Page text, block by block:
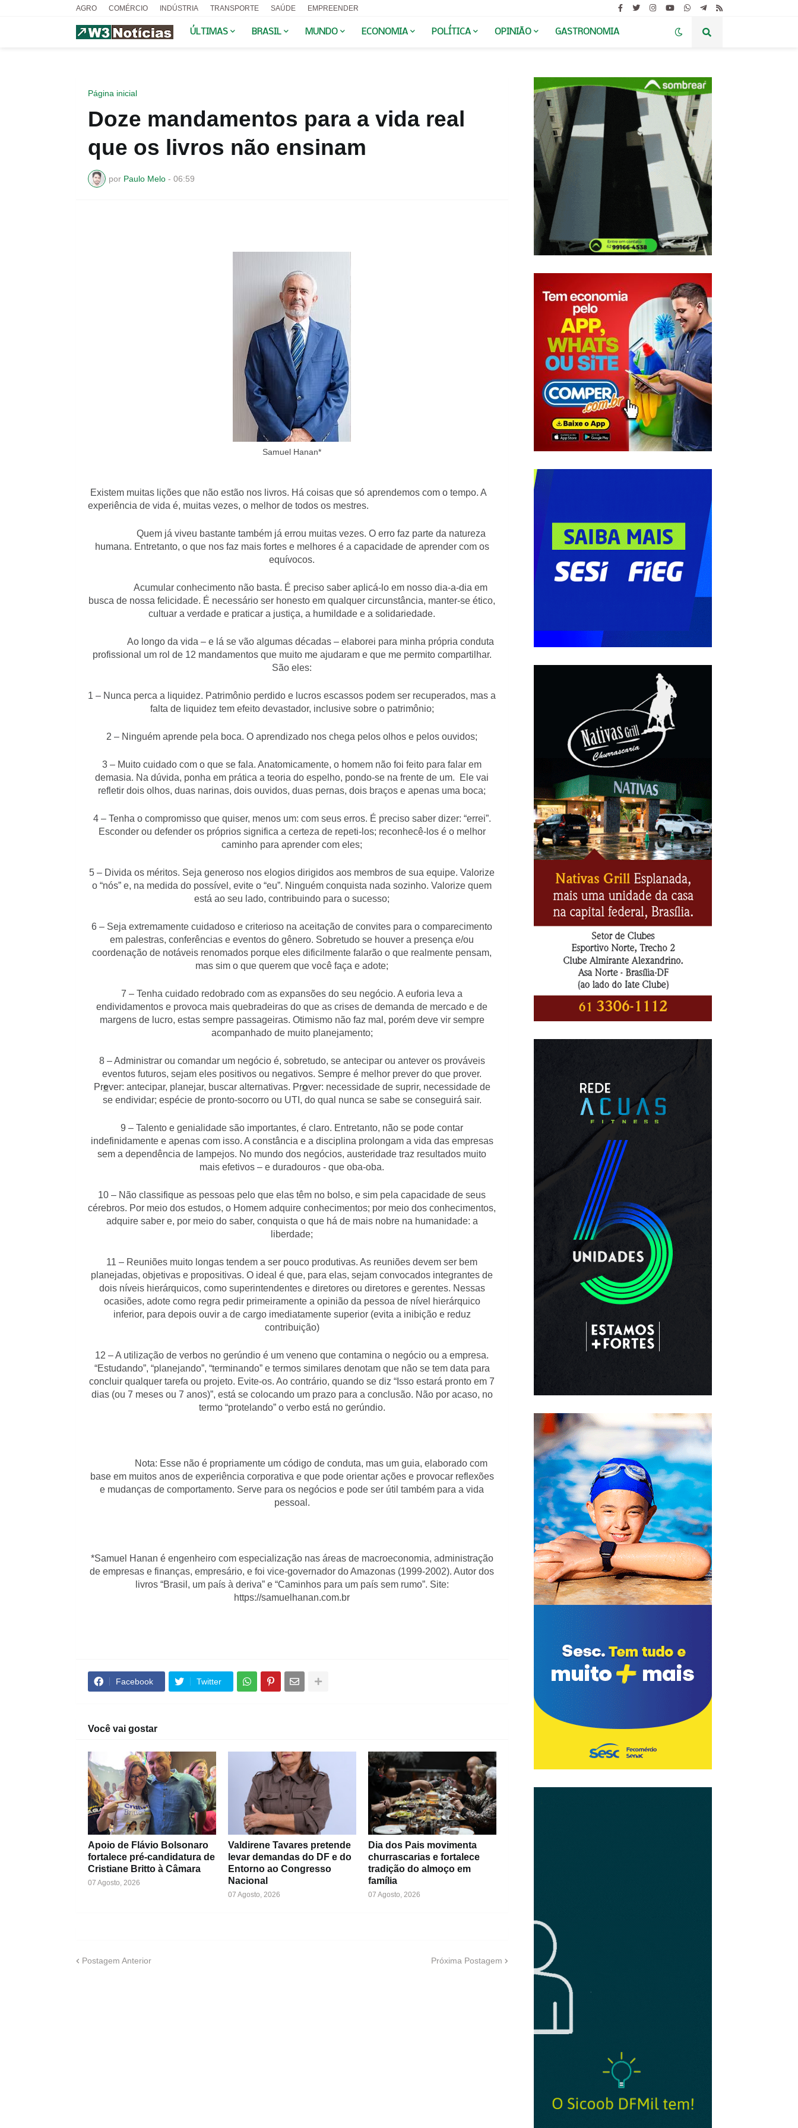
AGRO COMÉRCIO INDÚSTRIA TRANSPORTE SAÚDE EMPREENDER
ÚLTIMAS BRASIL MUNDO ECONOMIA POLÍTICA OPINIÃO GASTRONOMIA
Página inicial
Doze mandamentos para a vida real
que os livros não ensinam
por Paulo Melo - 06:59
Samuel Hanan*
Existem muitas lições que não estão nos livros. Há coisas que só aprendemos com o tempo. A
experiência de vida é, muitas vezes, o melhor de todos os mestres.
Quem já viveu bastante também já errou muitas vezes. O erro faz parte da natureza
humana. Entretanto, o que nos faz mais fortes e melhores é a capacidade de aprender com os
equívocos.
Acumular conhecimento não basta. É preciso saber aplicá-lo em nosso dia-a-dia em
busca de nossa felicidade. É necessário ser honesto em qualquer circunstância, manter-se ético,
cultuar a verdade e praticar a justiça, a humildade e a solidariedade.
Ao longo da vida – e lá se vão algumas décadas – elaborei para minha própria conduta
profissional um rol de 12 mandamentos que muito me ajudaram e que me permito compartilhar.
São eles:
1 – Nunca perca a liquidez. Patrimônio perdido e lucros escassos podem ser recuperados, mas a
falta de liquidez tem efeito devastador, inclusive sobre o patrimônio;
2 – Ninguém aprende pela boca. O aprendizado nos chega pelos olhos e pelos ouvidos;
3 – Muito cuidado com o que se fala. Anatomicamente, o homem não foi feito para falar em
demasia. Na dúvida, ponha em prática a teoria do espelho, pondo-se na frente de um. Ele vai
refletir dois olhos, duas narinas, dois ouvidos, duas pernas, dois braços e apenas uma boca;
4 – Tenha o compromisso que quiser, menos um: com seus erros. É preciso saber dizer: “errei”.
Esconder ou defender os próprios significa a certeza de repeti-los; reconhecê-los é o melhor
caminho para aprender com eles;
5 – Divida os méritos. Seja generoso nos elogios dirigidos aos membros de sua equipe. Valorize
o “nós” e, na medida do possível, evite o “eu”. Ninguém conquista nada sozinho. Valorize quem
está ao seu lado, contribuindo para o sucesso;
6 – Seja extremamente cuidadoso e criterioso na aceitação de convites para o comparecimento
em palestras, conferências e eventos do gênero. Sobretudo se houver a presença e/ou
coordenação de notáveis renomados porque eles dificilmente falarão o que realmente pensam,
mas sim o que querem que você faça e adote;
7 – Tenha cuidado redobrado com as expansões do seu negócio. A euforia leva a
endividamentos e provoca mais quebradeiras do que as crises de demanda de mercado e de
margens de lucro, estas sempre passageiras. Otimismo não faz mal, porém deve vir sempre
acompanhado de muito planejamento;
8 – Administrar ou comandar um negócio é, sobretudo, se antecipar ou antever os prováveis
eventos futuros, sejam eles positivos ou negativos. Sempre é melhor prever do que prover.
Prever: antecipar, planejar, buscar alternativas. Prover: necessidade de suprir, necessidade de
se endividar; espécie de pronto-socorro ou UTI, do qual nunca se sabe se conseguirá sair.
9 – Talento e genialidade são importantes, é claro. Entretanto, não se pode contar
indefinidamente e apenas com isso. A constância e a disciplina prolongam a vida das empresas
sem a dependência de lampejos. No mundo dos negócios, austeridade traz resultados muito
mais efetivos – e duradouros - que oba-oba.
10 – Não classifique as pessoas pelo que elas têm no bolso, e sim pela capacidade de seus
cérebros. Por meio dos estudos, o Homem adquire conhecimentos; por meio dos conhecimentos,
adquire saber e, por meio do saber, conquista o que há de mais nobre na humanidade: a
liberdade;
11 – Reuniões muito longas tendem a ser pouco produtivas. As reuniões devem ser bem
planejadas, objetivas e propositivas. O ideal é que, para elas, sejam convocados integrantes de
dois níveis hierárquicos, como superintendentes e diretores ou diretores e gerentes. Nessas
ocasiões, adote como regra pedir primeiramente a opinião da pessoa de nível hierárquico
inferior, para depois ouvir a de cargo imediatamente superior (evita a inibição e reduz
contribuição)
12 – A utilização de verbos no gerúndio é um veneno que contamina o negócio ou a empresa.
“Estudando”, “planejando”, “terminando” e termos similares denotam que não se tem data para
concluir qualquer tarefa ou projeto. Evite-os. Ao contrário, quando se diz “Isso estará pronto em 7
dias (ou 7 meses ou 7 anos)”, está se colocando um prazo para a conclusão. Não por acaso, no
termo “protelando” o verbo está no gerúndio.
Nota: Esse não é propriamente um código de conduta, mas um guia, elaborado com
base em muitos anos de experiência corporativa e que pode orientar ações e provocar reflexões
e mudanças de comportamento. Serve para os negócios e pode ser útil também para a vida
pessoal.
*Samuel Hanan é engenheiro com especialização nas áreas de macroeconomia, administração
de empresas e finanças, empresário, e foi vice-governador do Amazonas (1999-2002). Autor dos
livros “Brasil, um país à deriva” e “Caminhos para um país sem rumo”. Site:
https://samuelhanan.com.br
Facebook Twitter
Você vai gostar
Apoio de Flávio Bolsonaro
fortalece pré-candidatura de
Cristiane Britto à Câmara
07 Agosto, 2026
Valdirene Tavares pretende
levar demandas do DF e do
Entorno ao Congresso
Nacional
07 Agosto, 2026
Dia dos Pais movimenta
churrascarias e fortalece
tradição do almoço em
família
07 Agosto, 2026
Postagem Anterior Próxima Postagem